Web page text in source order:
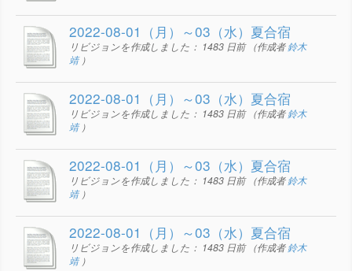
2022-08-01（月）～03（水）夏合宿
リビジョンを作成しました： 1483 日前（作成者鈴木
靖）
2022-08-01（月）～03（水）夏合宿
リビジョンを作成しました： 1483 日前（作成者鈴木
靖）
2022-08-01（月）～03（水）夏合宿
リビジョンを作成しました： 1483 日前（作成者鈴木
靖）
2022-08-01（月）～03（水）夏合宿
リビジョンを作成しました： 1483 日前（作成者鈴木
靖）